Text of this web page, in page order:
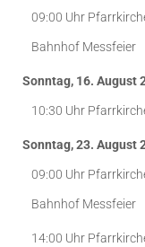
09:00 Uhr
Bahnhof Messfeier
Sonntag, 16. August
10:30 Uhr
Sonntag, 23. August
09:00 Uhr
Bahnhof Messfeier
14:00 Uhr